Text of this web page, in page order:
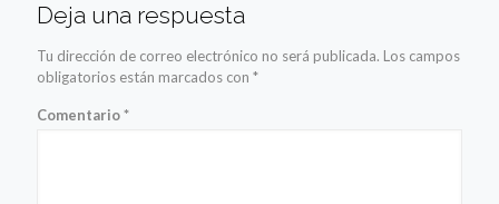
Deja una respuesta
Tu dirección de correo electrónico no será publicada. Los campos
obligatorios están marcados con *
Comentario*